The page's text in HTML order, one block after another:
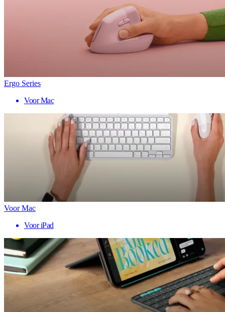
Ergo Series
Voor Mac
Voor Mac
Voor iPad